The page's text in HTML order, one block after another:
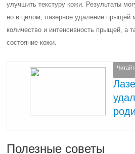
улучшить текстуру кожи. Результаты
но в целом, лазерное удаление прыщей
количество и интенсивность прыщей, а
состояние кожи.
Полезные советы